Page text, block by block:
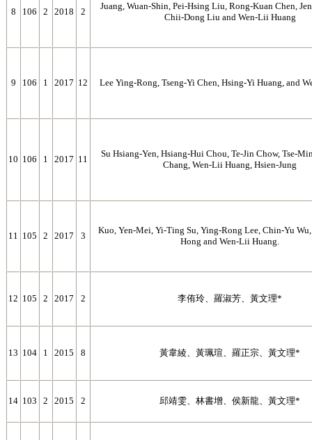
8 106 2 2018 2
Juang, Wuan-Shin, Pei-Hsing Liu, Rong-Kuan Chen,
Chii-Dong Liu and Wen-Lii Huang
9 106 1 2017 12 Lee Ying-Rong, Tseng-Yi Chen, Hsing-Yi Huang, and
10 106 1 2017 11
Su Hsiang-Yen, Hsiang-Hui Chou, Te-Jin Chow, Tse-
Chang, Wen-Lii Huang, Hsien-Jung
11 105 2 2017 3
Kuo, Yen-Mei, Yi-Ting Su, Ying-Rong Lee, Chin-Yu
Hong and Wen-Lii Huang.
12 105 2 2017 2 李侑玲、羅淑芳、黃文理*
13 104 1 2015 8 黃韋綾、黃珮瑄、羅正宗、黃文理*
14 103 2 2015 2 邱靖雯、林書增、侯新龍、黃文理*